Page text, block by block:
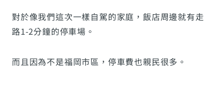
對於像我們這次一樣自駕的家庭，飯店周邊就有走
路1-2分鐘的停車場。
而且因為不是福岡市區，停車費也親民很多。